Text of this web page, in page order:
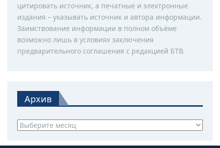
цитировать источник, а печатные и электронные
издания – указывать источник и автора информации.
Заимствование информации в полном объёме
возможно лишь в условиях заключения
предварительного соглашения с редакцией БТВ.
Архив
Архив